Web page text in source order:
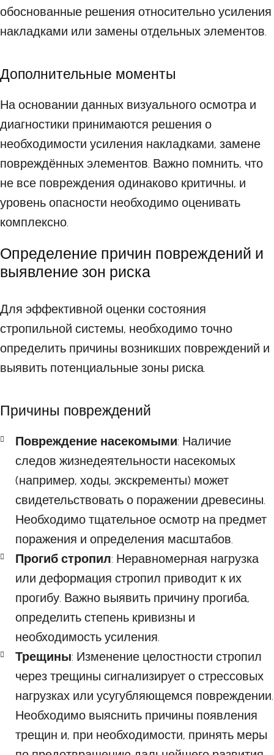
обоснованные решения относительно усиления
накладками или замены отдельных элементов.
Дополнительные моменты
На основании данных визуального осмотра и
диагностики принимаются решения о
необходимости усиления накладками, замене
повреждённых элементов. Важно помнить, что
не все повреждения одинаково критичны, и
уровень опасности необходимо оценивать
комплексно.
Определение причин повреждений и
выявление зон риска
Для эффективной оценки состояния
стропильной системы, необходимо точно
определить причины возникших повреждений и
выявить потенциальные зоны риска.
Причины повреждений
Повреждение насекомыми: Наличие
следов жизнедеятельности насекомых
(например, ходы, экскременты) может
свидетельствовать о поражении древесины.
Необходимо тщательное осмотр на предмет
поражения и определения масштабов.
Прогиб стропил: Неравномерная нагрузка
или деформация стропил приводит к их
прогибу. Важно выявить причину прогиба,
определить степень кривизны и
необходимость усиления.
Трещины: Изменение целостности стропил
через трещины сигнализирует о стрессовых
нагрузках или усугубляющемся повреждении.
Необходимо выяснить причины появления
трещин и, при необходимости, принять меры